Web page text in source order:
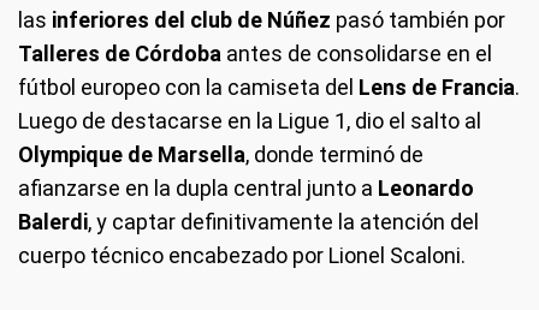
las inferiores del club de Núñez pasó también por
Talleres de Córdoba antes de consolidarse en el
fútbol europeo con la camiseta del Lens de Francia.
Luego de destacarse en la Ligue 1, dio el salto al
Olympique de Marsella, donde terminó de
afianzarse en la dupla central junto a Leonardo
Balerdi, y captar definitivamente la atención del
cuerpo técnico encabezado por Lionel Scaloni.